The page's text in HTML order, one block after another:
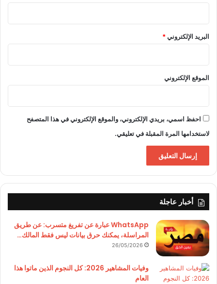
البريد الإلكتروني*
الموقع الإلكتروني
احفظ اسمي، بريدي الإلكتروني، والموقع الإلكتروني في هذا المتصفح
لاستخدامها المرة المقبلة في تعليقي.
أخبار عاجلة
WhatsApp عبارة عن تفريغ متسرب: عن طريق
المراسلة، يمكنك حرق بيانات ليس فقط المالك…
26/05/2026
وفيات المشاهير 2026: كل النجوم الذين ماتوا هذا
العام